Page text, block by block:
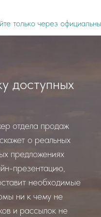
официальный сайт
доступных
отдела продаж
о реальных
предложениях
презентацию,
необходимые
ни к чему не
и рассылок не